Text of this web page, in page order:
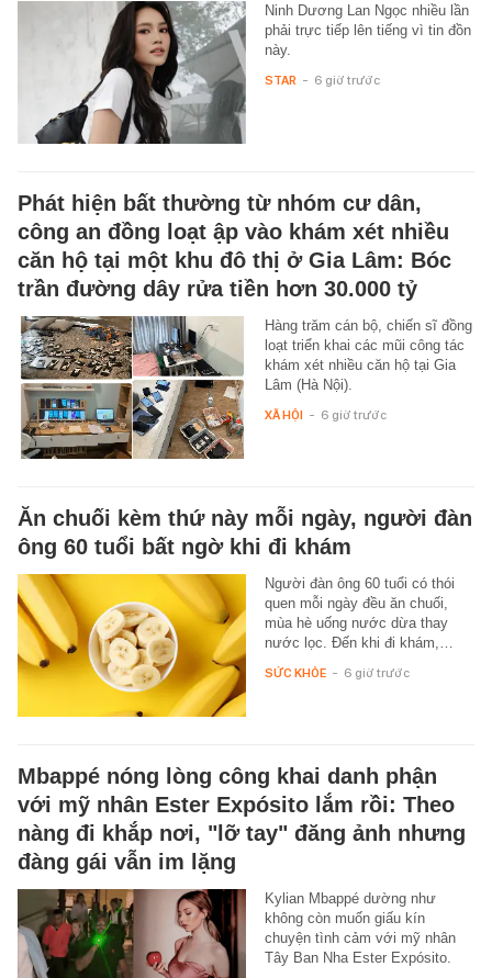
Ninh Dương Lan Ngọc nhiều lần
phải trực tiếp lên tiếng vì tin đồn
này.
STAR - 6 giờ trước
Phát hiện bất thường từ nhóm cư dân,
công an đồng loạt ập vào khám xét nhiều
căn hộ tại một khu đô thị ở Gia Lâm: Bóc
trần đường dây rửa tiền hơn 30.000 tỷ
Hàng trăm cán bộ, chiến sĩ đồng
loạt triển khai các mũi công tác
khám xét nhiều căn hộ tại Gia
Lâm (Hà Nội).
XÃ HỘI - 6 giờ trước
Ăn chuối kèm thứ này mỗi ngày, người đàn
ông 60 tuổi bất ngờ khi đi khám
Người đàn ông 60 tuổi có thói
quen mỗi ngày đều ăn chuối,
mùa hè uống nước dừa thay
nước lọc. Đến khi đi khám,…
SỨC KHỎE - 6 giờ trước
Mbappé nóng lòng công khai danh phận
với mỹ nhân Ester Expósito lắm rồi: Theo
nàng đi khắp nơi, "lỡ tay" đăng ảnh nhưng
đàng gái vẫn im lặng
Kylian Mbappé dường như
không còn muốn giấu kín
chuyện tình cảm với mỹ nhân
Tây Ban Nha Ester Expósito.